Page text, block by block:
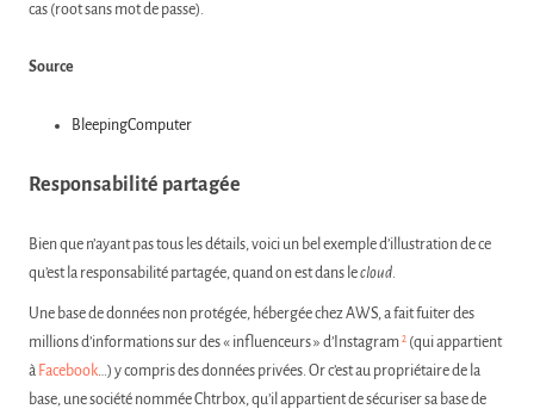
cas (root sans mot de passe).
Source
BleepingComputer
Responsabilité partagée
Bien que n’ayant pas tous les détails, voici un bel exemple d’illustration de ce
qu’est la responsabilité partagée, quand on est dans lecloud.
Une base de données non protégée, hébergée chez AWS, a fait fuiter des
millions d’informations sur des « influenceurs » d’Instagram 2 (qui appartient
à Facebook…) y compris des données privées. Or c’est au propriétaire de la
base, une société nommée Chtrbox, qu’il appartient de sécuriser sa base de